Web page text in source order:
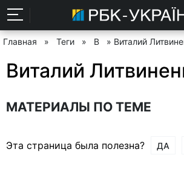
Главная » Теги » В » Виталий
Виталий
МАТЕРИАЛЫ ПО ТЕМЕ
Эта страница была полезна? ДА